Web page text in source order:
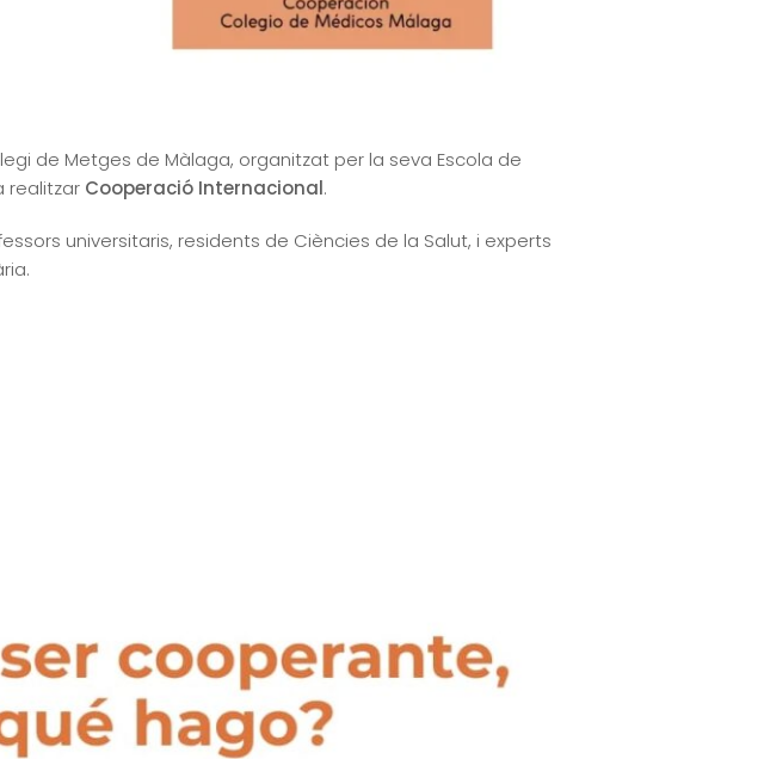
de Metges de Màlaga, organitzat per la seva Escola de
realitzar Cooperació Internacional.
universitaris, residents de Ciències de la Salut, i experts